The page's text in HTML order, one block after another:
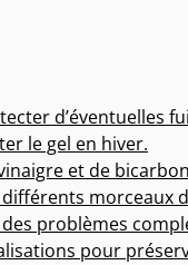
d’éventuelles
le gel en hiver.
et de
morceaux
problèmes
pour